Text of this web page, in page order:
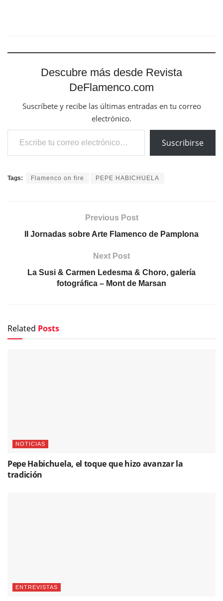
Descubre más desde Revista
DeFlamenco.com
Suscríbete y recibe las últimas entradas en tu correo
electrónico.
Escribe tu correo electrónico…
Suscribirse
Tags: Flamenco on fire PEPE HABICHUELA
Previous Post
II Jornadas sobre Arte Flamenco de Pamplona
Next Post
La Susi & Carmen Ledesma & Choro, galería
fotográfica – Mont de Marsan
Related Posts
NOTICIAS
Pepe Habichuela, el toque que hizo avanzar la
tradición
ENTREVISTAS